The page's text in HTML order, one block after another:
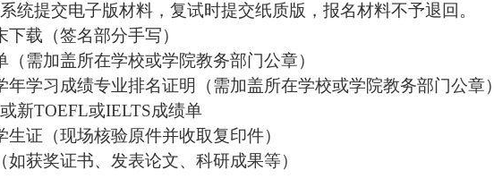
统提交电子版材料，复试时提交纸质版，报名材料不予退回。
下载（签名部分手写）
（需加盖所在学校或学院教务部门公章）
年学习成绩专业排名证明（需加盖所在学校或学院教务部门公章）
或新TOEFL或IELTS成绩单
生证 （现场核验原件并收取复印件）
如获奖证书、发表论文、科研成果等）